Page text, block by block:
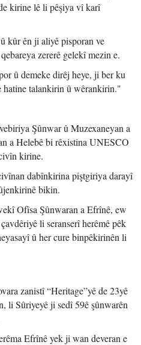
kirine lê li pêşiya vî karî
kûr ên ji aliyê pisporan ve
zererê gelekî mezin e.
û demeke dirêj heye, ji ber ku
hatine talankirin û wêrankirin."
Şûnwar û Muzexaneyan a
a Helebê bi rêxistina UNESCO
kirine.
dabînkirina piştgiriya darayî
bikin.
Ofîsa Şûnwaran a Efrînê, ew
li seranserî herêmê pêk
û her cure binpêkirinên li
zanistî “Heritage”yê de 23yê
li Sûriyeyê ji sedî 59ê şûnwarên
Efrînê yek ji wan deveran e